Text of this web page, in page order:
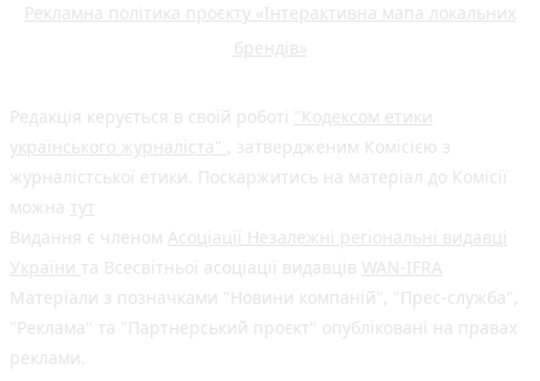
Рекламна політика проєкту «Інтерактивна мапа локальних
брендів»
Редакція керується в своїй роботі "Кодексом етики
українського журналіста" , затвердженим Комісією з
журналістської етики. Поскаржитись на матеріал до Комісії
можна тут
Видання є членом Асоціації Незалежні регіональні видавці
України та Всесвітньої асоціації видавців WAN-IFRA
Матеріали з позначками "Новини компаній", "Прес-служба",
"Реклама" та "Партнерський проєкт" опубліковані на правах
реклами.